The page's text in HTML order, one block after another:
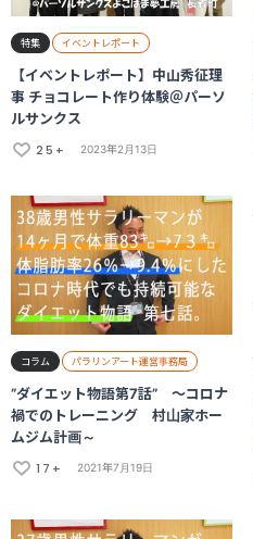
特集 イベントレポート
【イベントレポート】中山秀征理
事 チョコレート作り体験＠パーソ
ルサンクス
25+
2023年2月13日
コラム パラリンアート運営事務局
”ダイエット物語第7話” ～コロナ
禍でのトレーニング 村山家ホー
ムジム計画～
17+
2021年7月19日